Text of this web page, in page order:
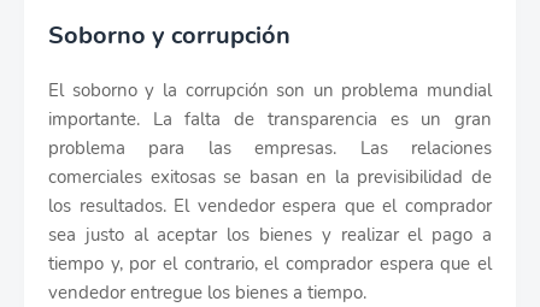
Soborno y corrupción
El soborno y la corrupción son un problema mundial
importante. La falta de transparencia es un gran
problema para las empresas. Las relaciones
comerciales exitosas se basan en la previsibilidad de
los resultados. El vendedor espera que el comprador
sea justo al aceptar los bienes y realizar el pago a
tiempo y, por el contrario, el comprador espera que el
vendedor entregue los bienes a tiempo.